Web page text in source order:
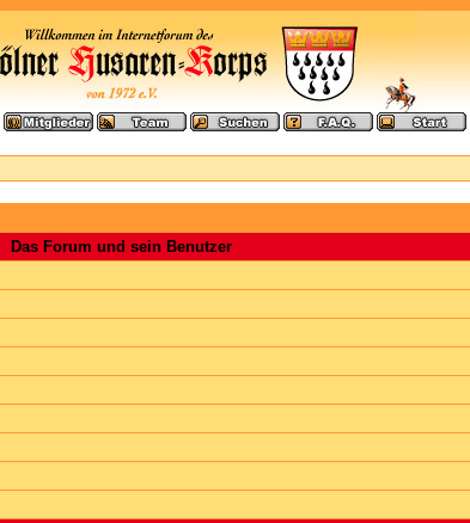
Das Forum und sein Benutzer